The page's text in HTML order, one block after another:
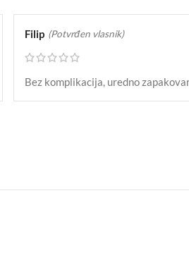
Filip (Potvrđen vlasnik)
Bez komplikacija, uredno